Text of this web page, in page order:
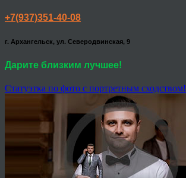
+7(937)351-40-08
г. Архангельск, ул. Северодвинская, 9
Дарите близким лучшее!
Статуэтка по фото с портретным сходством!